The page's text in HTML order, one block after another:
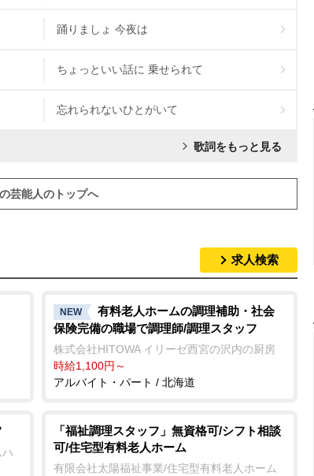
踊りましょ 今夜は
ちょっといい話に 乗せられて
忘れられないひとがいて
歌詞をもっと見る
芸能人のトップへ
求人検索
NEW
有料老人ホームの調理補助・社会
保険完備の職場で調理師/調理スタッフ
株式会社HITOWA イリーゼ西宮の沢内の厨房
時給1,100円～
アルバイト・パート / 北海道
「福祉調理スタッフ」無資格可/シフト相談
可/住宅型有料老人ホーム
有限会社太陽福祉事業/住宅型有料老人ホーム